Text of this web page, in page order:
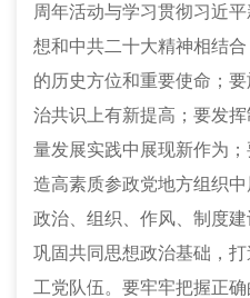
周年活动与学习贯彻习近
想和中共二十大精神相结
的历史方位和重要使命；
治共识上有新提高；要发
量发展实践中展现新作为
造高素质参政党地方组织
政治、组织、作风、制度
巩固共同思想政治基础，
工党队伍。要牢牢把握正